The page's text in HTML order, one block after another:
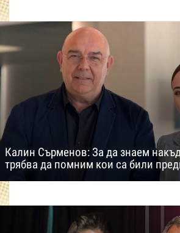
Калин Сърменов: За да знаем
трябва да помним кои са били